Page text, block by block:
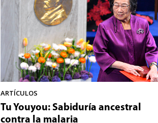
ARTÍCULOS
Tu Youyou: Sabiduría ancestral
contra la malaria